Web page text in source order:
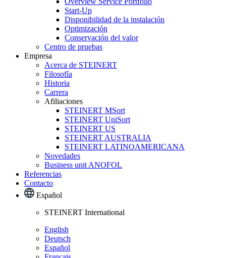
Start-Up
Disponibilidad de la instalación
Optimización
Conservación del valor
Centro de pruebas
Empresa
Acerca de STEINERT
Filosofía
Historia
Carrera
Afiliaciones
STEINERT MSort
STEINERT UniSort
STEINERT US
STEINERT AUSTRALIA
STEINERT LATINOAMERICANA
Novedades
Business unit ANOFOL
Referencias
Contacto
Español
STEINERT International
English
Deutsch
Español